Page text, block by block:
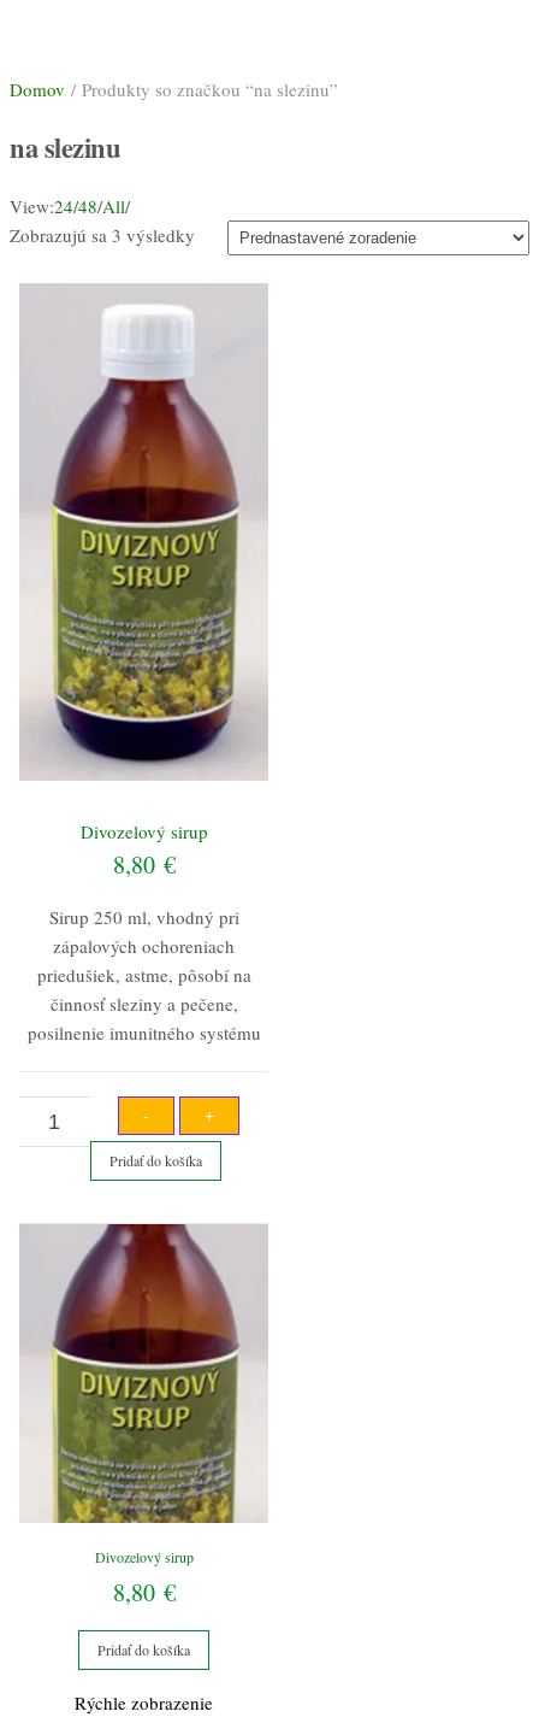
Domov / Produkty so značkou “na slezinu”
na slezinu
View:24/48/All/
Zobrazujú sa 3 výsledky
Divozelový sirup
8,80 €
Sirup 250 ml, vhodný pri
zápalových ochoreniach
priedušiek, astme, pôsobí na
činnosť sleziny a pečene,
posilnenie imunitného systému
-
množstvo
Divozelový
+
Pridať do košíka
Divozelový sirup
8,80 €
Pridať do košíka
Rýchle zobrazenie